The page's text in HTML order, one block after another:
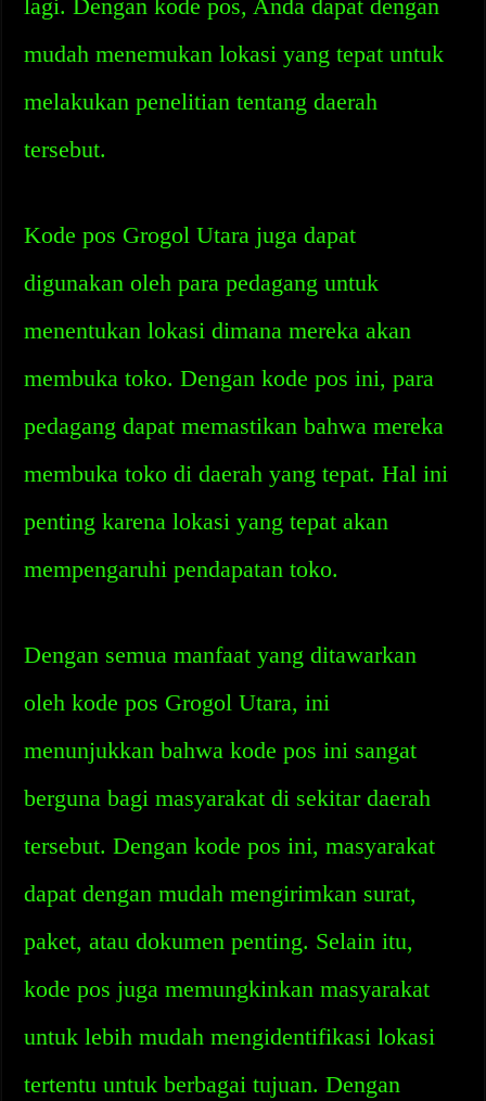
lagi. Dengan kode pos, Anda dapat dengan
mudah menemukan lokasi yang tepat untuk
melakukan penelitian tentang daerah
tersebut.
Kode pos Grogol Utara juga dapat
digunakan oleh para pedagang untuk
menentukan lokasi dimana mereka akan
membuka toko. Dengan kode pos ini, para
pedagang dapat memastikan bahwa mereka
membuka toko di daerah yang tepat. Hal ini
penting karena lokasi yang tepat akan
mempengaruhi pendapatan toko.
Dengan semua manfaat yang ditawarkan
oleh kode pos Grogol Utara, ini
menunjukkan bahwa kode pos ini sangat
berguna bagi masyarakat di sekitar daerah
tersebut. Dengan kode pos ini, masyarakat
dapat dengan mudah mengirimkan surat,
paket, atau dokumen penting. Selain itu,
kode pos juga memungkinkan masyarakat
untuk lebih mudah mengidentifikasi lokasi
tertentu untuk berbagai tujuan. Dengan